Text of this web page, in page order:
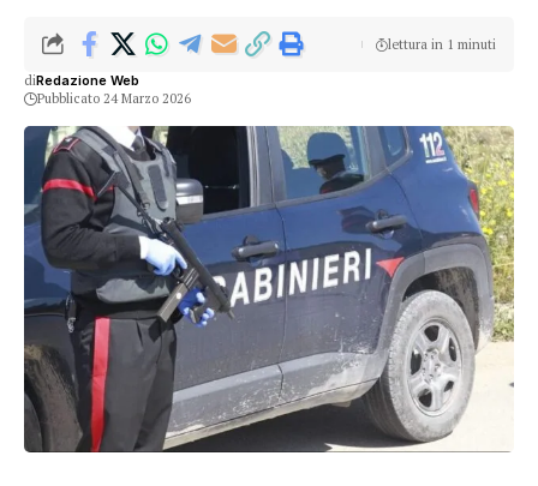
diRedazione Web
Pubblicato 24 Marzo 2026
lettura in 1 minuti